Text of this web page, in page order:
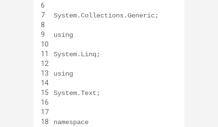
6
7
8
9
10
11
12
13
14
15
16
17
18
System.Collections.Generic;
using
System.Linq;
using
System.Text;
namespace